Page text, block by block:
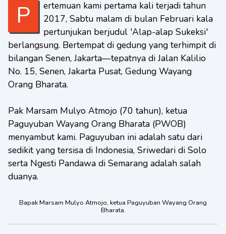
Pertemuan kami pertama kali terjadi tahun
2017, Sabtu malam di bulan Februari kala
pertunjukan berjudul 'Alap-alap Sukeksi'
berlangsung. Bertempat di gedung yang terhimpit di
bilangan Senen, Jakarta—tepatnya di Jalan Kalilio
No. 15, Senen, Jakarta Pusat, Gedung Wayang
Orang Bharata.
Pak Marsam Mulyo Atmojo (70 tahun), ketua
Paguyuban Wayang Orang Bharata (PWOB)
menyambut kami. Paguyuban ini adalah satu dari
sedikit yang tersisa di Indonesia, Sriwedari di Solo
serta Ngesti Pandawa di Semarang adalah salah
duanya.
Bapak Marsam Mulyo Atmojo, ketua Paguyuban Wayang Orang
Bharata.